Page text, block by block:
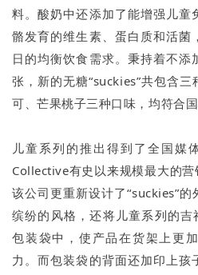
料。酸奶中还添加了能增强儿童
骼发育的维生素、蛋白质和活菌
日的均衡饮食需求。秉持着不添
张，新的无糖“suckies”共包含
可、芒果桃子三种口味，均符合国
儿童系列的推出得到了全国媒
Collective有史以来规模最大的营
该公司更重新设计了“suckies”
缤纷的风格，还将儿童系列的
包装袋中，使产品在货架上更
力。而包装袋的背面还加印上孩